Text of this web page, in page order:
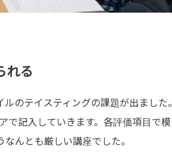
れる
のテイスティングの課題が出ました。
で記入していきます。各評価項目で模
んとも厳しい講座でした。